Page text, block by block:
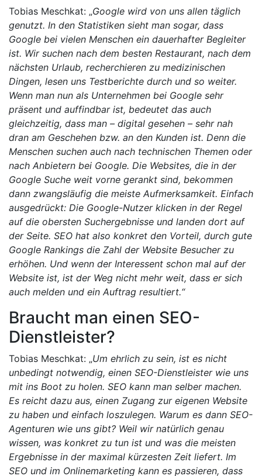
Tobias Meschkat: „Google wird von uns allen täglich
genutzt. In den Statistiken sieht man sogar, dass
Google bei vielen Menschen ein dauerhafter Begleiter
ist. Wir suchen nach dem besten Restaurant, nach dem
nächsten Urlaub, recherchieren zu medizinischen
Dingen, lesen uns Testberichte durch und so weiter.
Wenn man nun als Unternehmen bei Google sehr
präsent und auffindbar ist, bedeutet das auch
gleichzeitig, dass man – digital gesehen – sehr nah
dran am Geschehen bzw. an den Kunden ist. Denn die
Menschen suchen auch nach technischen Themen oder
nach Anbietern bei Google. Die Websites, die in der
Google Suche weit vorne gerankt sind, bekommen
dann zwangsläufig die meiste Aufmerksamkeit. Einfach
ausgedrückt: Die Google-Nutzer klicken in der Regel
auf die obersten Suchergebnisse und landen dort auf
der Seite. SEO hat also konkret den Vorteil, durch gute
Google Rankings die Zahl der Website Besucher zu
erhöhen. Und wenn der Interessent schon mal auf der
Website ist, ist der Weg nicht mehr weit, dass er sich
auch melden und ein Auftrag resultiert.“
Braucht man einen SEO-
Dienstleister?
Tobias Meschkat: „Um ehrlich zu sein, ist es nicht
unbedingt notwendig, einen SEO-Dienstleister wie uns
mit ins Boot zu holen. SEO kann man selber machen.
Es reicht dazu aus, einen Zugang zur eigenen Website
zu haben und einfach loszulegen. Warum es dann SEO-
Agenturen wie uns gibt? Weil wir natürlich genau
wissen, was konkret zu tun ist und was die meisten
Ergebnisse in der maximal kürzesten Zeit liefert. Im
SEO und im Onlinemarketing kann es passieren, dass